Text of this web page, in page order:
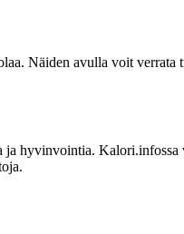
Näiden avulla voit
ja hyvinvointia.